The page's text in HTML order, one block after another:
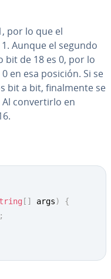
por lo que el
Aunque el segundo
bit de 18 es 0, por lo
en esa posición. Si se
bit a bit, fi­na­l­me­n­te se
Al co­n­ve­r­ti­r­lo en
[ ] args)
{
;